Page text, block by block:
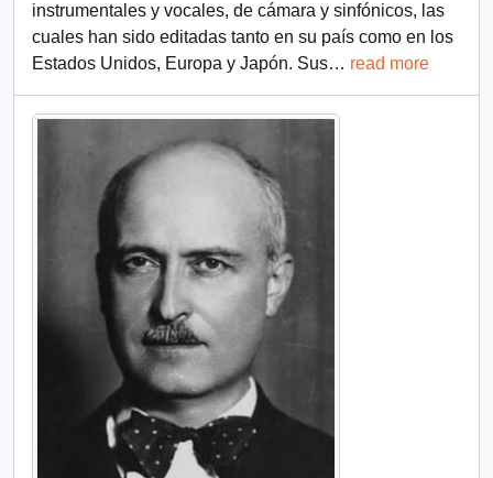
instrumentales y vocales, de cámara y sinfónicos, las
cuales han sido editadas tanto en su país como en los
Estados Unidos, Europa y Japón. Sus… read more